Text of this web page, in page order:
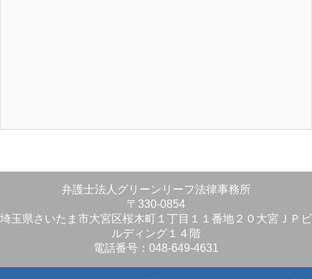
弁護士法人グリーンリーフ法律事務所
〒330-0854
埼玉県さいたま市大宮区桜木町１丁目１１番地２０大宮ＪＰビ
ルディング１４階
電話番号：048-649-4631